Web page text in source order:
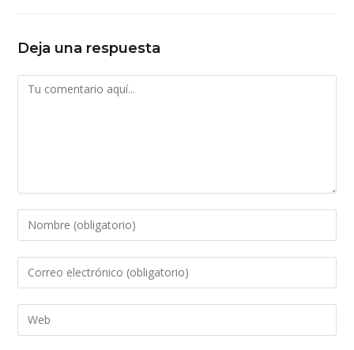
Deja una respuesta
Comentario
Introduce
tu
nombre
de
usuario
Introduce
tu
dirección
de
Introduce
la